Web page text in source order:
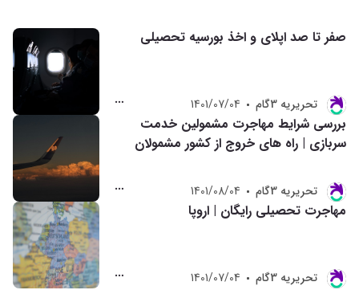
صفر تا صد اپلای و اخذ بورسیه تحصیلی
تحريريه 3گام 1401/07/04
بررسی شرایط مهاجرت مشمولین خدمت
سربازی | راه های خروج از کشور مشمولان
تحريريه 3گام 1401/08/04
مهاجرت تحصیلی رایگان | اروپا
تحريريه 3گام 1401/07/04